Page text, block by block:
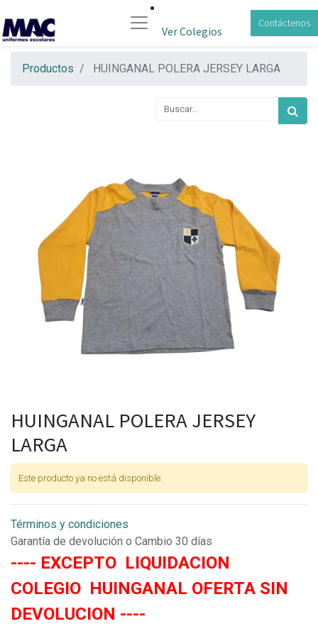
Ver Colegios
Contáctenos
Productos HUINGANAL POLERA JERSEY LARGA
HUINGANAL POLERA JERSEY
LARGA
Este producto ya no está disponible.
Términos y condiciones
Garantía de devolución o Cambio 30 días
---- EXCEPTO LIQUIDACION
COLEGIO HUINGANAL OFERTA SIN
DEVOLUCION ----